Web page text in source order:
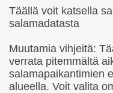
Täällä voit katsella
salamadatasta
Muutamia vihjeitä:
verrata pitemmältä
salamapaikantimien
alueella. Voit valita